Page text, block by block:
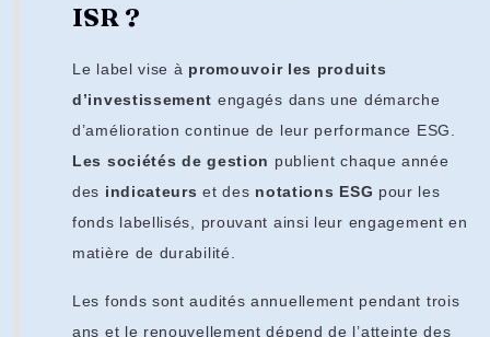
ISR ?
Le label vise à promouvoir les produits
d’investissement engagés dans une démarche
d’amélioration continue de leur performance ESG.
Les sociétés de gestion publient chaque année
des indicateurs et des notations ESG pour les
fonds labellisés, prouvant ainsi leur engagement en
matière de durabilité.
Les fonds sont audités annuellement pendant trois
ans et le renouvellement dépend de l’atteinte des